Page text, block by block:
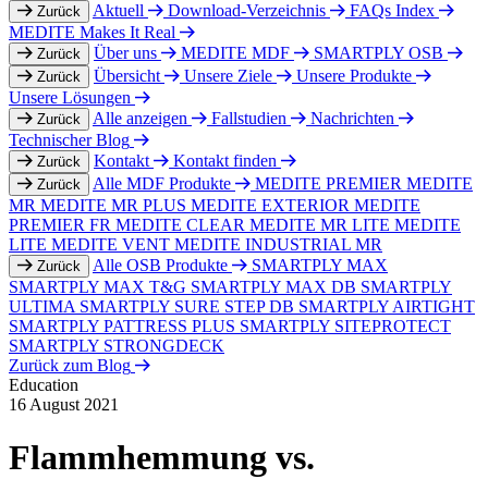
Zurück Aktuell Download-Verzeichnis
FAQs Index
MEDITE Makes It Real
Zurück Über uns MEDITE MDF SMARTPLY OSB
Zurück Übersicht Unsere Ziele
Unsere Produkte
Unsere Lösungen
Zurück Alle anzeigen Fallstudien
Nachrichten
Technischer Blog
Zurück Kontakt Kontakt finden
Zurück Alle MDF Produkte MEDITE PREMIER MEDITE
MR MEDITE MR PLUS MEDITE EXTERIOR MEDITE
PREMIER FR MEDITE CLEAR MEDITE MR LITE MEDITE
LITE MEDITE VENT MEDITE INDUSTRIAL MR
Zurück Alle OSB Produkte
SMARTPLY MAX
SMARTPLY MAX T&G SMARTPLY MAX DB SMARTPLY
ULTIMA SMARTPLY SURE STEP DB SMARTPLY AIRTIGHT
SMARTPLY PATTRESS PLUS SMARTPLY SITEPROTECT
SMARTPLY STRONGDECK
Zurück zum Blog
Education
16 August 2021
Flammhemmung vs.